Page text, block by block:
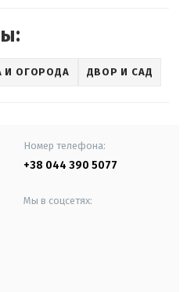
И ОГОРОДА ДВОР И САД
Номер телефона:
+38 044 390 5077
Мы в соцсетях: